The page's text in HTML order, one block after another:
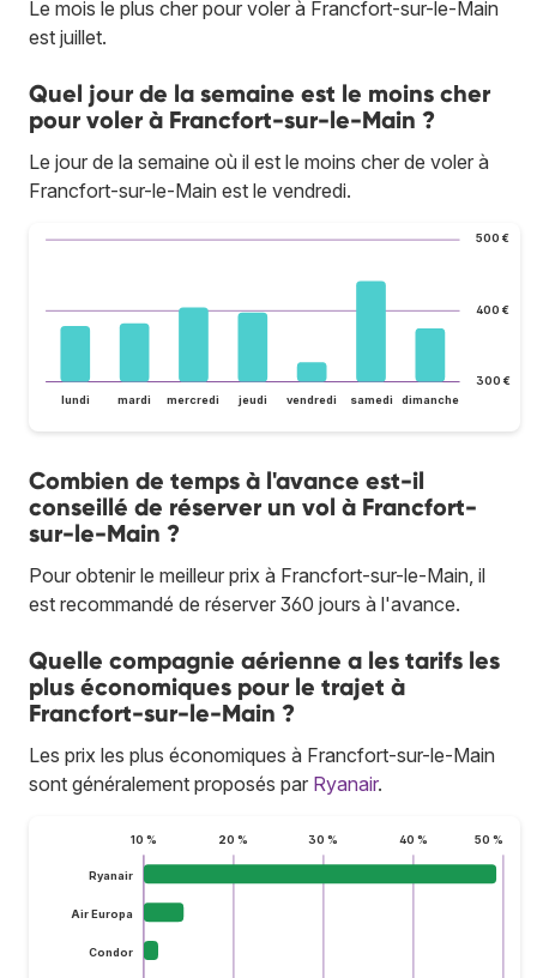
Le mois le plus cher pour voler à Francfort-sur-le-Main
est juillet.
Quel jour de la semaine est le moins cher
pour voler à Francfort-sur-le-Main ?
Le jour de la semaine où il est le moins cher de voler à
Francfort-sur-le-Main est le vendredi.
300 €
400 €
500 €
lundi mardi mercredi jeudi vendredi samedi dimanche
Combien de temps à l'avance est-il
conseillé de réserver un vol à Francfort-
sur-le-Main ?
Pour obtenir le meilleur prix à Francfort-sur-le-Main, il
est recommandé de réserver 360 jours à l'avance.
Quelle compagnie aérienne a les tarifs les
plus économiques pour le trajet à
Francfort-sur-le-Main ?
Les prix les plus économiques à Francfort-sur-le-Main
sont généralement proposés par Ryanair.
10 % 20 % 30 % 40 % 50 %
Ryanair
Air Europa
Condor